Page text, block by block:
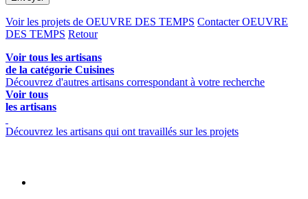
Voir les projets de OEUVRE DES TEMPS Contacter OEUVRE
DES TEMPS Retour
Voir tous les artisans
de la catégorie Cuisines
Découvrez d'autres artisans correspondant à votre recherche
Voir tous
les artisans
Découvrez les artisans qui ont travaillés sur les projets